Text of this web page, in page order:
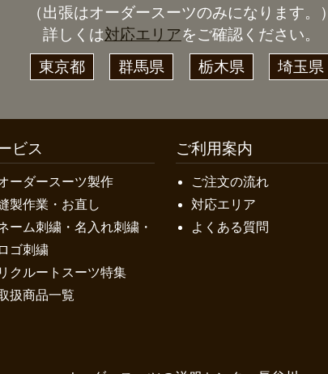
（出張はオーダースーツのみになります。）
詳しくは対応エリアをご確認ください。
東京都
群馬県 栃木県 埼玉県
ビス
ーダースーツ製作
製作業・お直し
ーム刺繍・名入れ刺繍・
ロゴ刺繍
リクルートスーツ特集
扱商品一覧
ご利用案内
ご注文の流れ
対応エリア
よくある質問